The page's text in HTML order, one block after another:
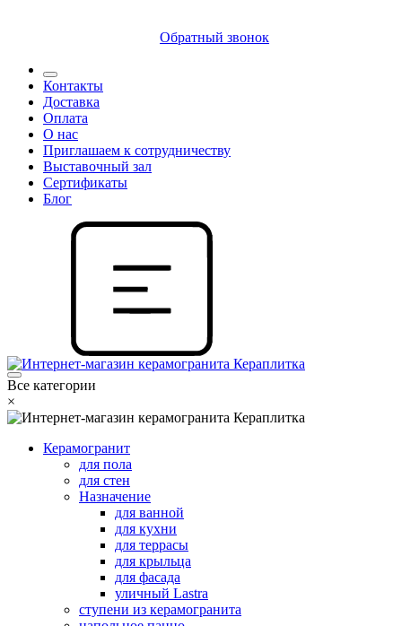
Обратный звонок
Контакты
Доставка
Оплата
О нас
Приглашаем к сотрудничеству
Выставочный зал
Сертификаты
Блог
Все категории
×
Керамогранит
для пола
для стен
Назначение
для ванной
для кухни
для террасы
для крыльца
для фасада
уличный Lastra
ступени из керамогранита